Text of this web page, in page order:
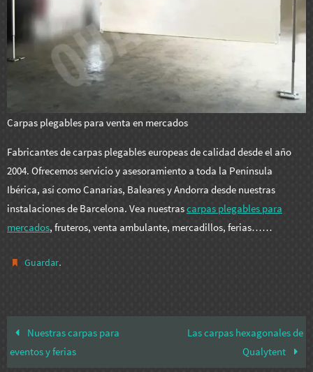
Carpas plegables para venta en mercados
Fabricantes de carpas plegables europeas de calidad desde el año
2004. Ofrecemos servicio y asesoramiento a toda la Península
Ibérica, así como Canarias, Baleares y Andorra desde nuestras
instalaciones de Barcelona. Vea nuestrascarpas plegables para
mercados, fruteros, venta ambulante, mercadillos, ferias……
Guardar.
Nuestras carpas para
eventos y ferias
Las carpas hexagonales de
Qualytent